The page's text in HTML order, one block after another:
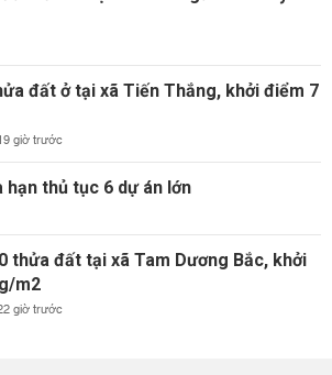
đất ở tại xã Tiến Thắng, khởi điểm 7
giờ trước
hạn thủ tục 6 dự án lớn
thửa đất tại xã Tam Dương Bắc, khởi
m2
giờ trước